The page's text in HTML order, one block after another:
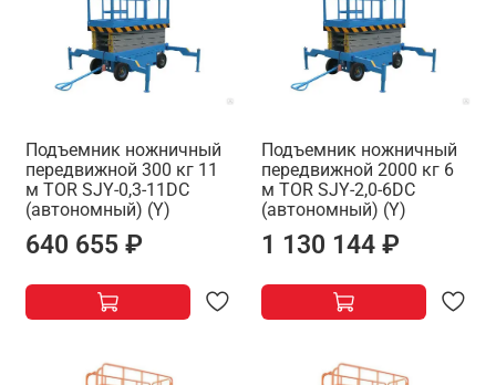
Подъемник ножничный
передвижной 300 кг 11
м TOR SJY-0,3-11DC
(автономный) (Y)
640 655 ₽
Подъемник ножничный
передвижной 2000 кг 6
м TOR SJY-2,0-6DC
(автономный) (Y)
1 130 144 ₽